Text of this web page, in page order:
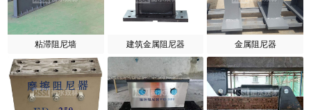
粘滞阻尼墙 建筑金属阻尼器 金属阻尼器